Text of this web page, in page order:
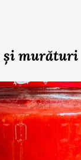
și murături